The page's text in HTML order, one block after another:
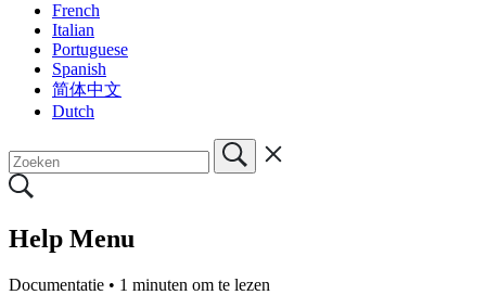
French
Italian
Portuguese
Spanish
简体中文
Dutch
Help Menu
Documentatie • 1 minuten om te lezen